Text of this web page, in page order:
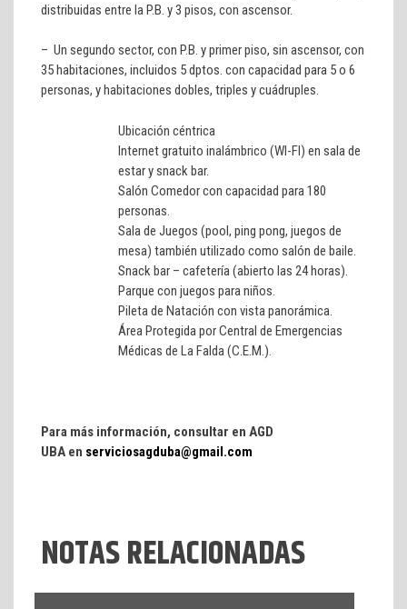
distribuidas entre la P.B. y 3 pisos, con ascensor.
– Un segundo sector, con P.B. y primer piso, sin ascensor, con
35 habitaciones, incluidos 5 dptos. con capacidad para 5 o 6
personas, y habitaciones dobles, triples y cuádruples.
Ubicación céntrica
Internet gratuito inalámbrico (WI-FI) en sala de
estar y snack bar.
Salón Comedor con capacidad para 180
personas.
Sala de Juegos (pool, ping pong, juegos de
mesa) también utilizado como salón de baile.
Snack bar – cafetería (abierto las 24 horas).
Parque con juegos para niños.
Pileta de Natación con vista panorámica.
Área Protegida por Central de Emergencias
Médicas de La Falda (C.E.M.).
Para más información, consultar en AGD
UBA en serviciosagduba@gmail.com
NOTAS RELACIONADAS